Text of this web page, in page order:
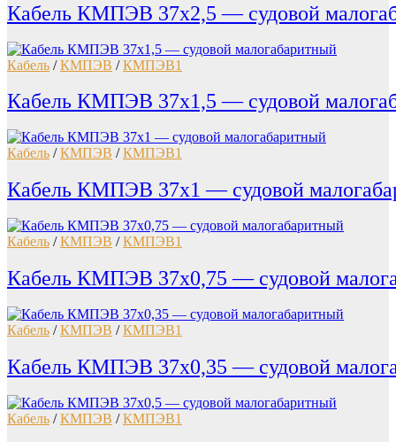
Кабель КМПЭВ 37х2,5 — судовой
Кабель /КМПЭВ /КМПЭВ1
Кабель КМПЭВ 37х1,5 — судовой
Кабель /КМПЭВ /КМПЭВ1
Кабель КМПЭВ 37х1 — судовой
Кабель /КМПЭВ /КМПЭВ1
Кабель КМПЭВ 37х0,75 — судовой
Кабель /КМПЭВ /КМПЭВ1
Кабель КМПЭВ 37х0,35 — судовой
Кабель /КМПЭВ /КМПЭВ1